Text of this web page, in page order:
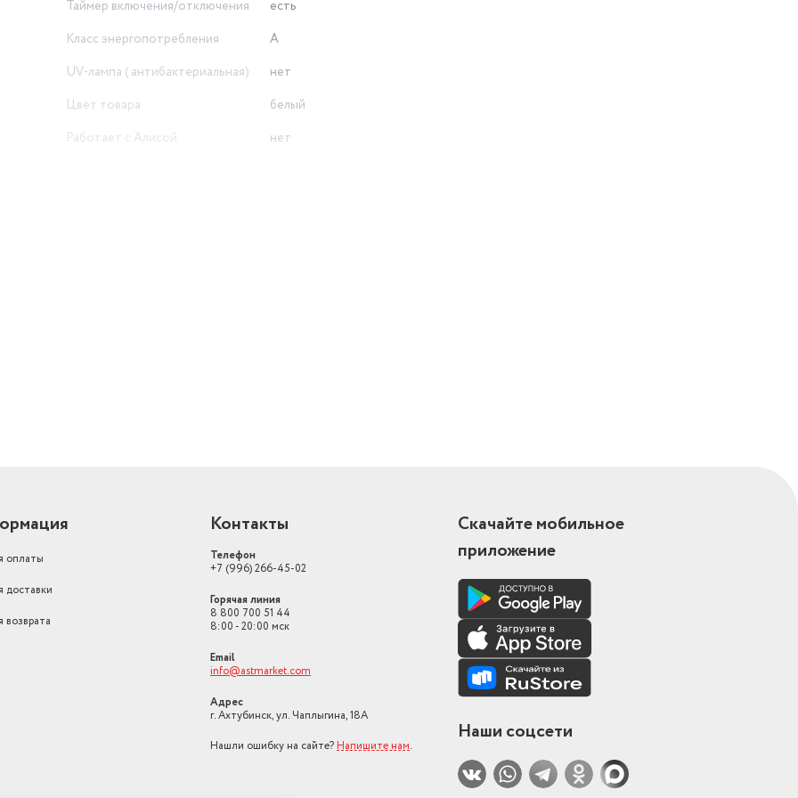
Таймер включения/отключения
есть
Класс энергопотребления
A
UV-лампа ( антибактериальная)
нет
Цвет товара
белый
Работает с Алисой
нет
оплаты
доставки
возврата
Контакты
Телефон
+7 (996) 266-45-02
Горячая линия
8 800 700 51 44
8:00 - 20:00 мск
Email
info@astmarket.com
Адрес
г. Ахтубинск, ул. Чаплыгина, 18А
Нашли ошибку на сайте? Напишите нам.
Скачайте мобильное
приложение
Наши соцсети